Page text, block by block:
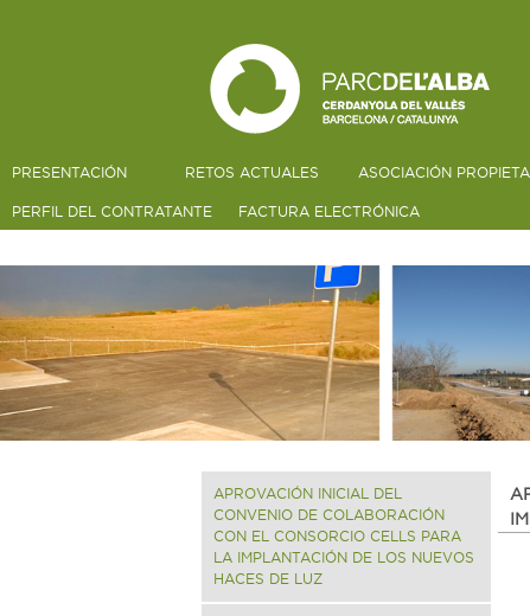
PRESENTACIÓN RETOS ACTUALES ASOCIACIÓN
PERFIL DEL CONTRATANTE FACTURA ELECTRÓNICA
APROVACIÓN INICIAL DEL
CONVENIO DE COLABORACIÓN
CON EL CONSORCIO CELLS PARA
LA IMPLANTACIÓN DE LOS NUEVOS
HACES DE LUZ